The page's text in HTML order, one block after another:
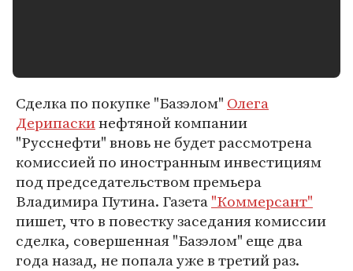
Сделка по покупке "Базэлом" Олега
Дерипаскинефтяной компании
"Русснефти" вновь не будет рассмотрена
комиссией по иностранным инвестициям
под председательством премьера
Владимира Путина. Газета"Коммерсант"
пишет, что в повестку заседания комиссии
сделка, совершенная "Базэлом" еще два
года назад, не попала уже в третий раз.